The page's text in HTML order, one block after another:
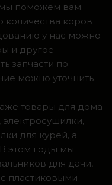
мы поможем вам
количества коров
у нас можно
и другое
запчасти по
можно уточнить
товары для дома
для курей, а
этом годы мы
для дачи,
пластиковыми